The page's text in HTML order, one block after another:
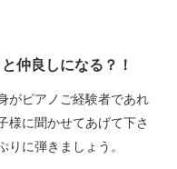
仲良しになる？！
がピアノご経験者であれ
様に聞かせてあげて下さ
りに弾きましょう。